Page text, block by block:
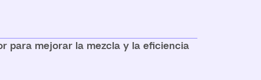
para mejorar la mezcla y la eficiencia